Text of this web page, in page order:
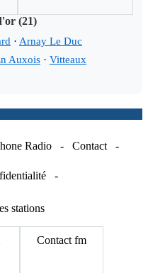
(21)
· Arnay Le Duc
Auxois · Vitteaux
Radio - Contact -
-
stations
Contact fm